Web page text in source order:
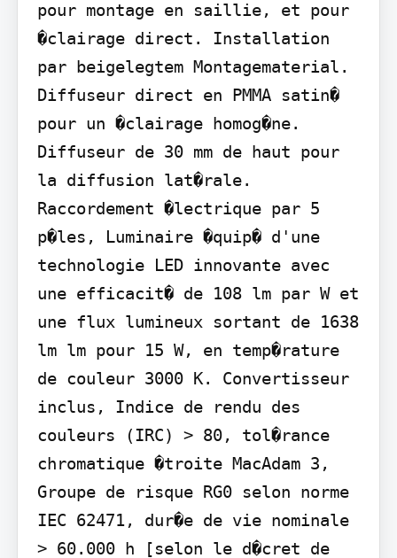
pour montage en saillie, et pour
�clairage direct. Installation
par beigelegtem Montagematerial.
Diffuseur direct en PMMA satin�
pour un �clairage homog�ne.
Diffuseur de 30 mm de haut pour
la diffusion lat�rale.
Raccordement �lectrique par 5
p�les, Luminaire �quip� d'une
technologie LED innovante avec
une efficacit� de 108 lm par W et
une flux lumineux sortant de 1638
lm lm pour 15 W, en temp�rature
de couleur 3000 K. Convertisseur
inclus, Indice de rendu des
couleurs (IRC) > 80, tol�rance
chromatique �troite MacAdam 3,
Groupe de risque RG0 selon norme
IEC 62471, dur�e de vie nominale
> 60.000 h [selon le d�cret de